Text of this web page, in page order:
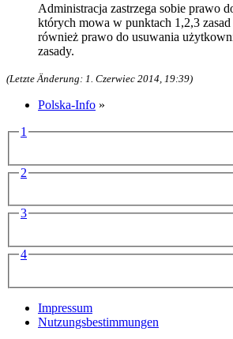
Administracja zastrzega sobie prawo
których mowa w punktach 1,2,3
również prawo do usuwania
zasady.
(Letzte Änderung: 1. Czerwiec 2014, 19:39)
Polska-Info »
1
2
3
4
Impressum
Nutzungsbestimmungen